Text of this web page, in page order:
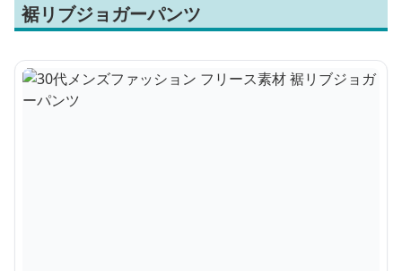
裾リブジョガーパンツ